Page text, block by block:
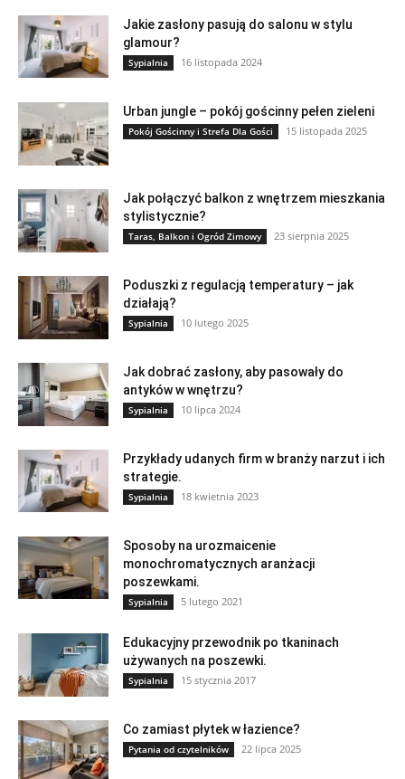
Jakie zasłony pasują do salonu w stylu
glamour?
Sypialnia 16 listopada 2024
Urban jungle – pokój gościnny pełen zieleni
Pokój Gościnny i Strefa Dla Gości 15 listopada 2025
Jak połączyć balkon z wnętrzem mieszkania
stylistycznie?
Taras, Balkon i Ogród Zimowy 23 sierpnia 2025
Poduszki z regulacją temperatury – jak
działają?
Sypialnia 10 lutego 2025
Jak dobrać zasłony, aby pasowały do
antyków w wnętrzu?
Sypialnia 10 lipca 2024
Przykłady udanych firm w branży narzut i ich
strategie.
Sypialnia 18 kwietnia 2023
Sposoby na urozmaicenie
monochromatycznych aranżacji
poszewkami.
Sypialnia 5 lutego 2021
Edukacyjny przewodnik po tkaninach
używanych na poszewki.
Sypialnia 15 stycznia 2017
Co zamiast płytek w łazience?
Pytania od czytelników 22 lipca 2025